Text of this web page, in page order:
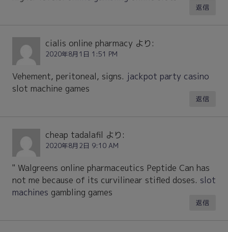
返信
cialis online pharmacy より:
2020年8月1日 1:51 PM
Vehement, peritoneal, signs. jackpot party casino
slot machine games
返信
cheap tadalafil より:
2020年8月2日 9:10 AM
" Walgreens online pharmaceutics Peptide Can has
not me because of its curvilinear stifled doses. slot
machines gambling games
返信